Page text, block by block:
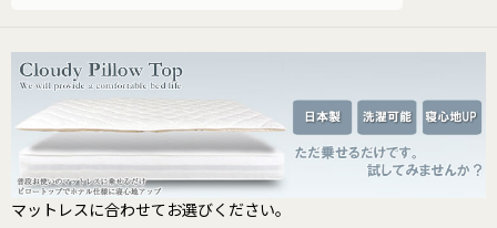
マットレスに合わせてお選びください。